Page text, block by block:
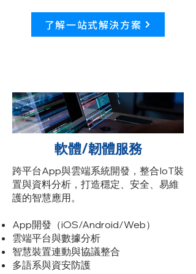
了解一站式解決方案
軟體/韌體服務
​跨平台App與雲端系統開發，整合IoT裝
置與資料分析，打造穩定、安全、易維
護的智慧應用。​
App開發（iOS/Android/Web）
雲端平台與數據分析
智慧裝置連動與協議整合
多語系與資安防護